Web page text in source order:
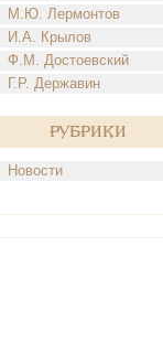
М.Ю. Лермонтов
И.А. Крылов
Ф.М. Достоевский
Г.Р. Державин
Рубрики
Новости